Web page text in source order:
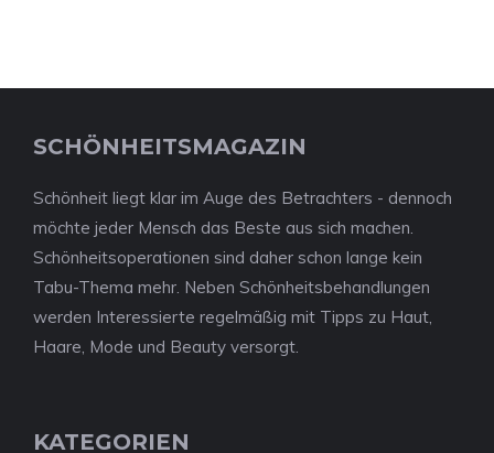
SCHÖNHEITSMAGAZIN
Schönheit liegt klar im Auge des Betrachters - dennoch
möchte jeder Mensch das Beste aus sich machen.
Schönheitsoperationen sind daher schon lange kein
Tabu-Thema mehr. Neben Schönheitsbehandlungen
werden Interessierte regelmäßig mit Tipps zu Haut,
Haare, Mode und Beauty versorgt.
KATEGORIEN